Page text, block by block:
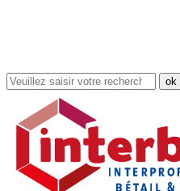
Rechercher
dans
site